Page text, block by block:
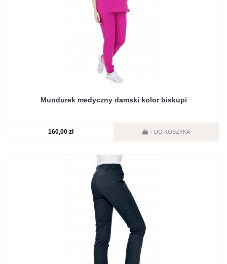
Mundurek medyczny damski kolor biskupi
160,00 zł + DO KOSZYKA